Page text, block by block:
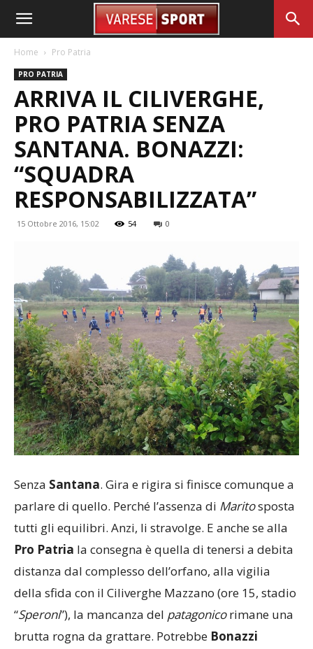
Home Pro Patria
PRO PATRIA
ARRIVA IL CILIVERGHE,
PRO PATRIA SENZA
SANTANA. BONAZZI:
“SQUADRA
RESPONSABILIZZATA”
15 Ottobre 2016, 15:02 54 0
Senza Santana. Gira e rigira si finisce comunque a
parlare di quello. Perché l’assenza di Maritosposta
tutti gli equilibri. Anzi, li stravolge. E anche se alla
Pro Patria la consegna è quella di tenersi a debita
distanza dal complesso dell’orfano, alla vigilia
della sfida con il Ciliverghe Mazzano (ore 15, stadio
“Speroni”), la mancanza del patagonicorimane una
brutta rogna da grattare. Potrebbe Bonazzi